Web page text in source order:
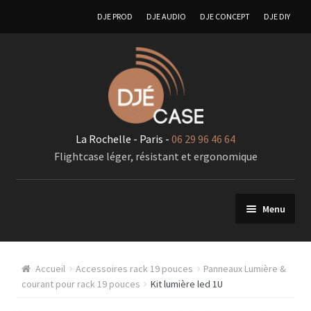
DJE PROD DJE AUDIO DJE CONCEPT DJE DIY
La Rochelle - Paris - 06 29 96 46 64
Flightcase léger, résistant et ergonomique
Menu
FlIghtcases sur mesure
A – Generalité « Flightcases sur mesures »
Accueil Accessoires rack 19 pouces
Panneaux Lumière &
courant pour rack 19 pouces
Kit lumière led 1U